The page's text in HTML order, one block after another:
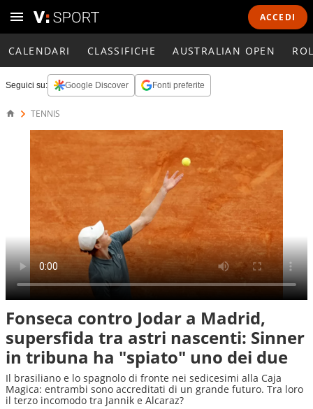
ACCEDI
CALENDARI CLASSIFICHE AUSTRALIAN OPEN
Seguici su: Google Discover Fonti preferite
TENNIS
Fonseca contro Jodar a Madrid,
supersfida tra astri nascenti: Sinner
in tribuna ha "spiato" uno dei due
Il brasiliano e lo spagnolo di fronte nei sedicesimi alla Caja
Magica: entrambi sono accreditati di un grande futuro. Tra loro
il terzo incomodo tra Jannik e Alcaraz?